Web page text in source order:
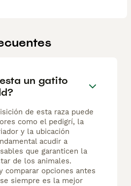
un gatito
de esta raza puede
como el pedigrí, la
y la ubicación
acudir a
que garanticen la
de los animales.
comparar opciones antes
siempre es la mejor